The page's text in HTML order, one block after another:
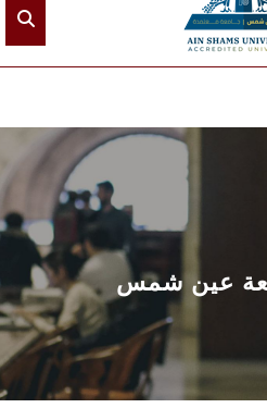
الرئيسيـة
عن الجامعة
القطاعـات
الشئون الأكاديمية
البحث العلمي
عين شمس